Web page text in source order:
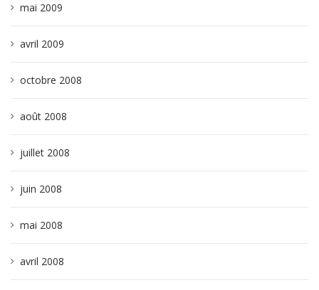
mai 2009
avril 2009
octobre 2008
août 2008
juillet 2008
juin 2008
mai 2008
avril 2008